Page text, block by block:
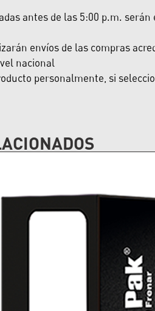
antes de las 5:00 p.m.
envíos de las compras
nacional
personalmente, si